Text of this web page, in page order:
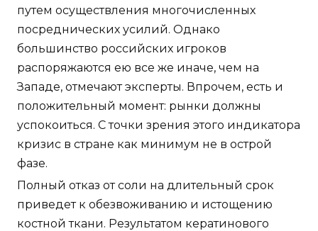
путем осуществления многочисленных
посреднических усилий. Однако
большинство российских игроков
распоряжаются ею все же иначе, чем на
Западе, отмечают эксперты. Впрочем, есть и
положительный момент: рынки должны
успокоиться. С точки зрения этого индикатора
кризис в стране как минимум не в острой
фазе.
Полный отказ от соли на длительный срок
приведет к обезвоживанию и истощению
костной ткани. Результатом кератинового